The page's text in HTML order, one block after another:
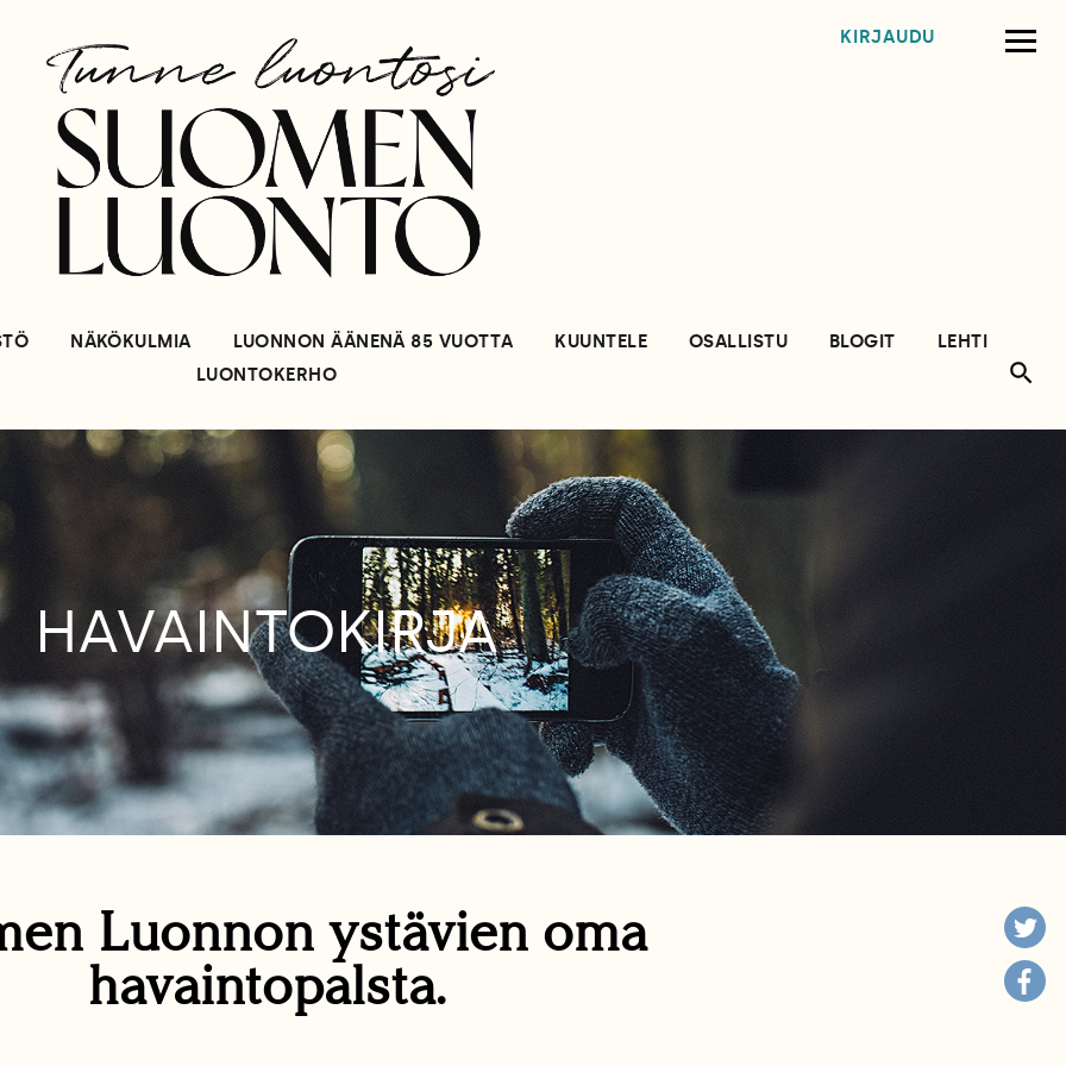
KIRJAUDU
NÄKÖKULMIA LUONNON ÄÄNENÄ 85 VUOTTA KUUNTELE OSALLISTU BLOGIT
LEHTI
LUONTOKERHO
HAVAINTOKIRJA
Luonnon ystävien oma
havaintopalsta.